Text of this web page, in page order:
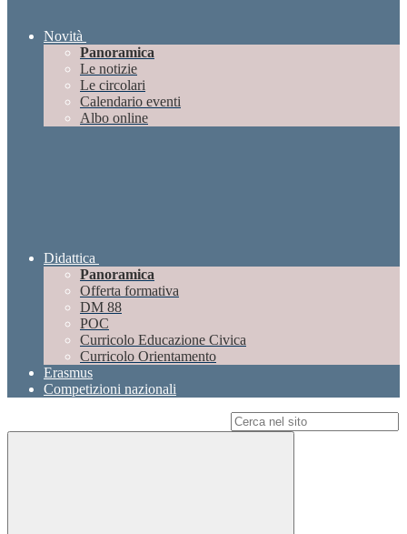
Novità
Panoramica
Le notizie
Le circolari
Calendario eventi
Albo online
Didattica
Panoramica
Offerta formativa
DM 88
POC
Curricolo Educazione Civica
Curricolo Orientamento
Erasmus
Competizioni nazionali